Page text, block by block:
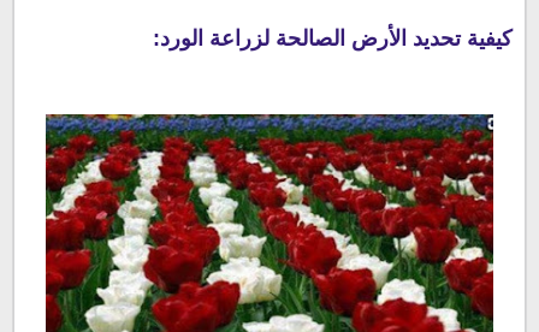
كيفية تحديد الأرض الصالحة لزراعة الورد: